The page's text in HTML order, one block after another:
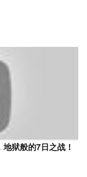
狱般的7日之战！